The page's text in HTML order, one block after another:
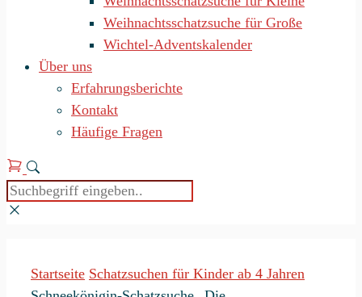
Weihnachtsschatzsuche für Große
Wichtel-Adventskalender
Über uns
Erfahrungsberichte
Kontakt
Häufige Fragen
Startseite Schatzsuchen für Kinder ab 4 Jahren